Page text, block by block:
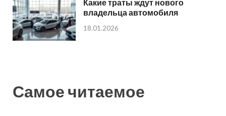
Какие траты ждут нового
владельца автомобиля
18.01.2026
Самое читаемое